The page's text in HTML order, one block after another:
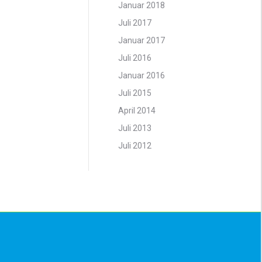
Januar 2018
Juli 2017
Januar 2017
Juli 2016
Januar 2016
Juli 2015
April 2014
Juli 2013
Juli 2012